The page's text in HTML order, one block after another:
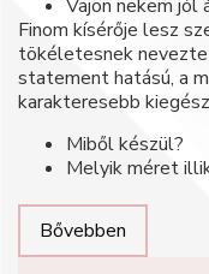
Vajon nekem jól
Finom kísérője lesz
tökéletesnek
statement hatású, a
karakteresebb
Miből készül?
Melyik méret
Bővebben